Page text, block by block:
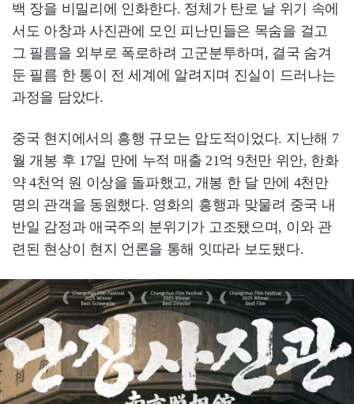
백 장을 비밀리에 인화한다. 정체가 탄로 날 위기 속에
서도 아창과 사진관에 모인 피난민들은 목숨을 걸고
그 필름을 외부로 폭로하려 고군분투하며, 결국 숨겨
둔 필름 한 통이 전 세계에 알려지며 진실이 드러나는
과정을 담았다.
중국 현지에서의 흥행 규모는 압도적이었다. 지난해 7
월 개봉 후 17일 만에 누적 매출 21억 9천만 위안, 한화
약 4천억 원 이상을 돌파했고, 개봉 한 달 만에 4천만
명의 관객을 동원했다. 영화의 흥행과 맞물려 중국 내
반일 감정과 애국주의 분위기가 고조됐으며, 이와 관
련된 현상이 현지 언론을 통해 잇따라 보도됐다.